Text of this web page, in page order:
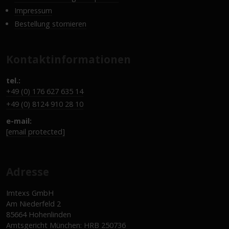
Impressum
Bestellung stornieren
tel.:
+49 (0) 176 627 635 14
+49 (0) 8124 910 28 10
e-mail:
[email protected]
Imtexs GmbH
Am Niederfeld 2
85664 Hohenlinden
Amtsgericht München: HRB 250736